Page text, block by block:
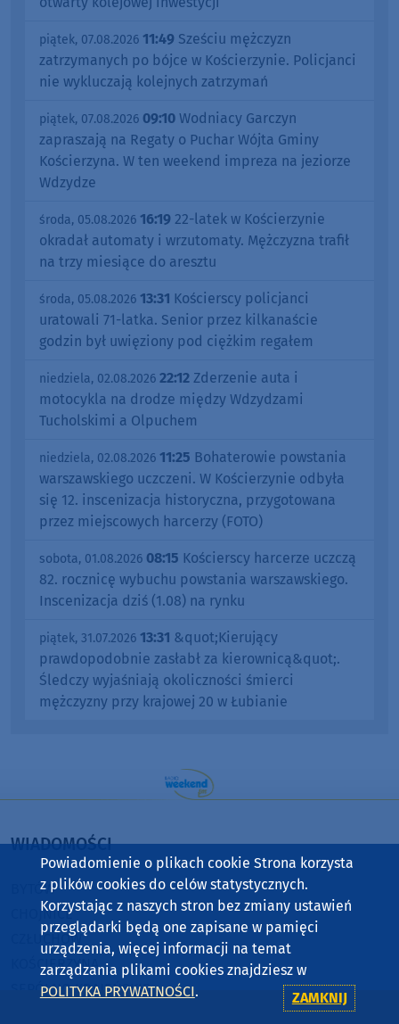
piątek, 07.08.2026 11:49 Sześciu mężczyzn
zatrzymanych po bójce w Kościerzynie. Policjanci
nie wykluczają kolejnych zatrzymań
piątek, 07.08.2026 09:10 Wodniacy Garczyn
zapraszają na Regaty o Puchar Wójta Gminy
Kościerzyna. W ten weekend impreza na jeziorze
Wdzydze
środa, 05.08.2026 16:19 22-latek w Kościerzynie
okradał automaty i wrzutomaty. Mężczyzna trafił
na trzy miesiące do aresztu
środa, 05.08.2026 13:31 Kościerscy policjanci
uratowali 71-latka. Senior przez kilkanaście
godzin był uwięziony pod ciężkim regałem
niedziela, 02.08.2026 22:12 Zderzenie auta i
motocykla na drodze między Wdzydzami
Tucholskimi a Olpuchem
niedziela, 02.08.2026 11:25 Bohaterowie powstania
warszawskiego uczczeni. W Kościerzynie odbyła
się 12. inscenizacja historyczna, przygotowana
przez miejscowych harcerzy (FOTO)
sobota, 01.08.2026 08:15 Kościerscy harcerze uczczą
82. rocznicę wybuchu powstania warszawskiego.
Inscenizacja dziś (1.08) na rynku
piątek, 31.07.2026 13:31 &quot;Kierujący
prawdopodobnie zasłabł za kierownicą&quot;.
Śledczy wyjaśniają okoliczności śmierci
mężczyzny przy krajowej 20 w Łubianie
WIADOMOŚCI
BYTÓW
CHOJNICE
CZŁUCHÓW
KOŚCIERZYNA
SĘPÓLNO KRAJEŃSKIE
Powiadomienie o plikach cookie Strona korzysta
z plików cookies do celów statystycznych.
Korzystając z naszych stron bez zmiany ustawień
przeglądarki będą one zapisane w pamięci
urządzenia, więcej informacji na temat
zarządzania plikami cookies znajdziesz w
POLITYKA PRYWATNOŚCI. ZAMKNIJ